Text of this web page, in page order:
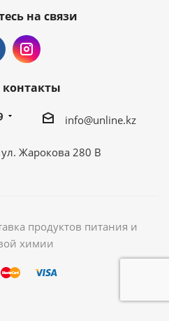
на связи
info@unline.kz
Жарокова 280 В
продуктов питания и
химии